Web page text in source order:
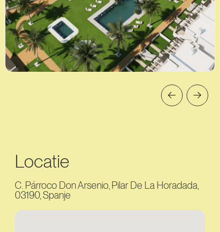
Locatie
C. Párroco Don Arsenio, Pilar De La Horadada,
03190, Spanje